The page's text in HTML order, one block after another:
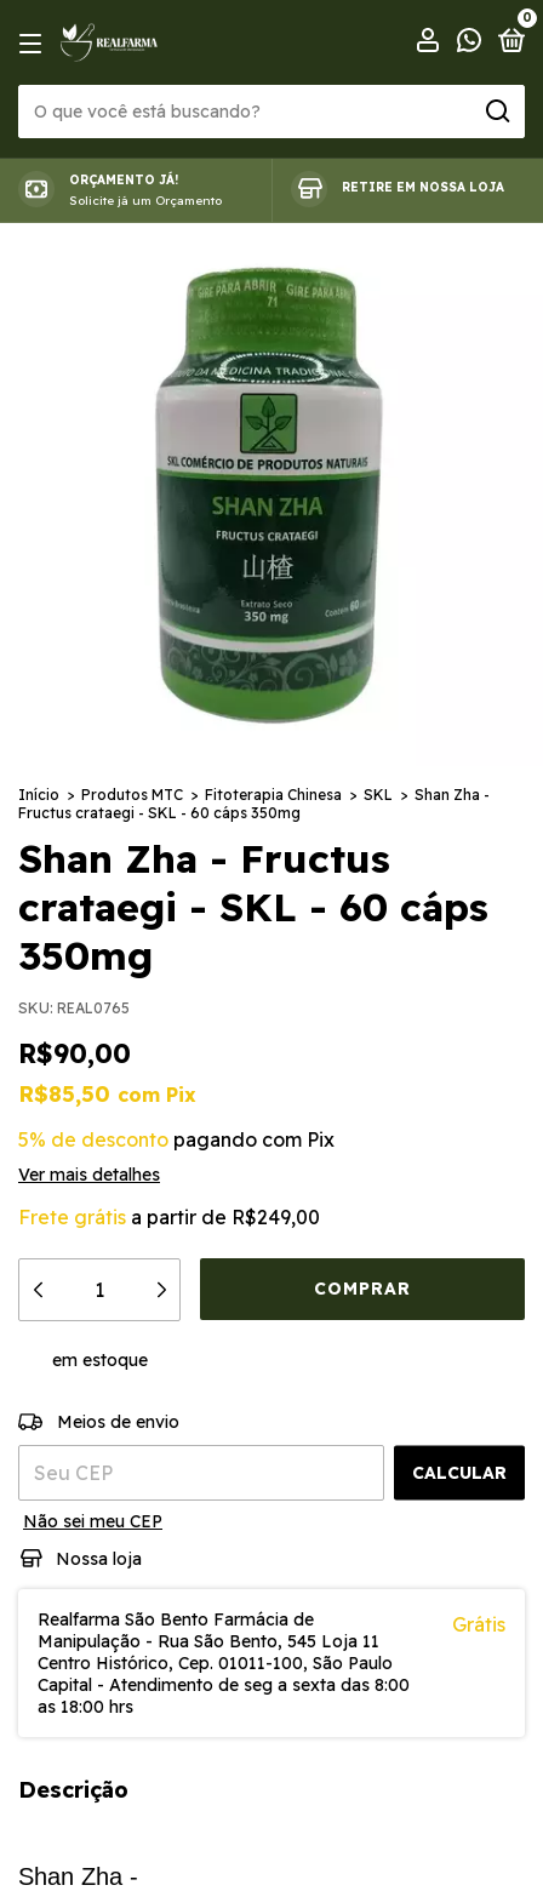
0
ORÇAMENTO JÁ!
Solicite já um Orçamento
RETIRE EM NOSSA LOJA
Início > Produtos MTC > Fitoterapia Chinesa > SKL > Shan Zha -
Fructus crataegi - SKL - 60 cáps 350mg
Shan Zha - Fructus
crataegi - SKL - 60 cáps
350mg
SKU: REAL0765
R$90,00
R$85,50 com Pix
5% de desconto pagando com Pix
Ver mais detalhes
Frete grátis a partir de R$249,00
em estoque
Entregas para o CEP:
Meios de envio
CALCULAR
Não sei meu CEP
Nossa loja
Realfarma São Bento Farmácia de
Manipulação - Rua São Bento, 545 Loja 11
Centro Histórico, Cep. 01011-100, São Paulo
Capital - Atendimento de seg a sexta das 8:00
as 18:00 hrs
Grátis
Descrição
Shan Zha -